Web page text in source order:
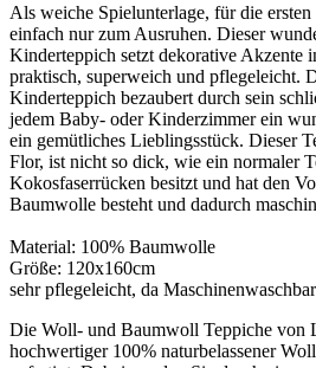
Als weiche Spielunterlage, für die
einfach nur zum Ausruhen. Dieser
Kinderteppich setzt dekorative Akzente
praktisch, superweich und pflegeleicht.
Kinderteppich bezaubert durch sein
jedem Baby- oder Kinderzimmer ein
ein gemütliches Lieblingsstück. Dieser
Flor, ist nicht so dick, wie ein normaler
Kokosfaserrücken besitzt und hat den
Baumwolle besteht und dadurch
Material: 100% Baumwolle
Größe: 120x160cm
sehr pflegeleicht, da
Die Woll- und Baumwoll Teppiche von
hochwertiger 100% naturbelassener